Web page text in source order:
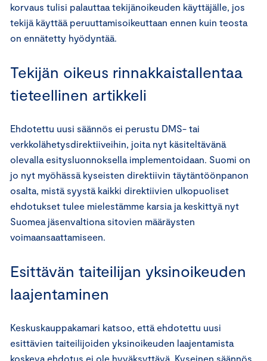
korvaus tulisi palauttaa tekijänoikeuden käyttäjälle, jos
tekijä käyttää peruuttamisoikeuttaan ennen kuin teosta
on ennätetty hyödyntää.
Tekijän oikeus rinnakkaistallentaa
tieteellinen artikkeli
Ehdotettu uusi säännös ei perustu DMS- tai
verkkolähetysdirektiiveihin, joita nyt käsiteltävänä
olevalla esitysluonnoksella implementoidaan. Suomi on
jo nyt myöhässä kyseisten direktiivin täytäntöönpanon
osalta, mistä syystä kaikki direktiivien ulkopuoliset
ehdotukset tulee mielestämme karsia ja keskittyä nyt
Suomea jäsenvaltiona sitovien määräysten
voimaansaattamiseen.
Esittävän taiteilijan yksinoikeuden
laajentaminen
Keskuskauppakamari katsoo, että ehdotettu uusi
esittävien taiteilijoiden yksinoikeuden laajentamista
koskeva ehdotus ei ole hyväksyttävä. Kyseinen säännös